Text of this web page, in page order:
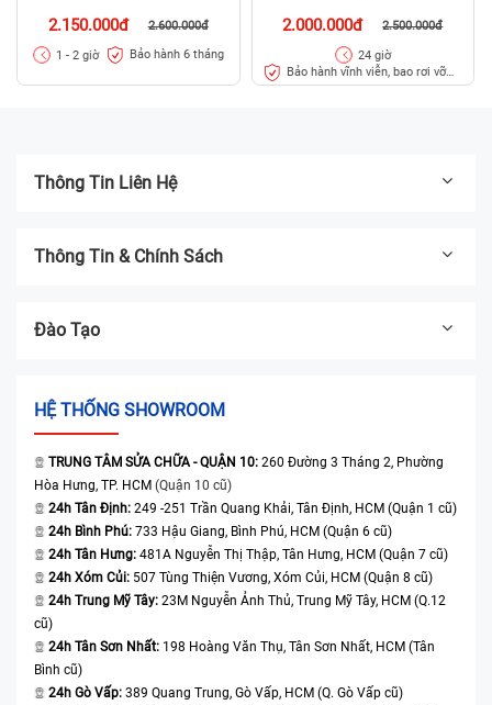
2.150.000đ 2.600.000đ
1 - 2 giờ Bảo hành 6 tháng
2.000.000đ 2.500.000đ
24 giờ
Bảo hành vĩnh viễn, bao rơi vỡ
kính
Thông Tin Liên Hệ
Thông Tin & Chính Sách
Đào Tạo
HỆ THỐNG SHOWROOM
TRUNG TÂM SỬA CHỮA - QUẬN 10: 260 Đường 3 Tháng 2, Phường
Hòa Hưng, TP. HCM (Quận 10 cũ)
24h Tân Định: 249 -251 Trần Quang Khải, Tân Định, HCM (Quận 1 cũ)
24h Bình Phú: 733 Hậu Giang, Bình Phú, HCM (Quận 6 cũ)
24h Tân Hưng: 481A Nguyễn Thị Thập, Tân Hưng, HCM (Quận 7 cũ)
24h Xóm Củi: 507 Tùng Thiện Vương, Xóm Củi, HCM (Quận 8 cũ)
24h Trung Mỹ Tây: 23M Nguyễn Ảnh Thủ, Trung Mỹ Tây, HCM (Q.12
cũ)
24h Tân Sơn Nhất: 198 Hoàng Văn Thụ, Tân Sơn Nhất, HCM (Tân
Bình cũ)
24h Gò Vấp: 389 Quang Trung, Gò Vấp, HCM (Q. Gò Vấp cũ)